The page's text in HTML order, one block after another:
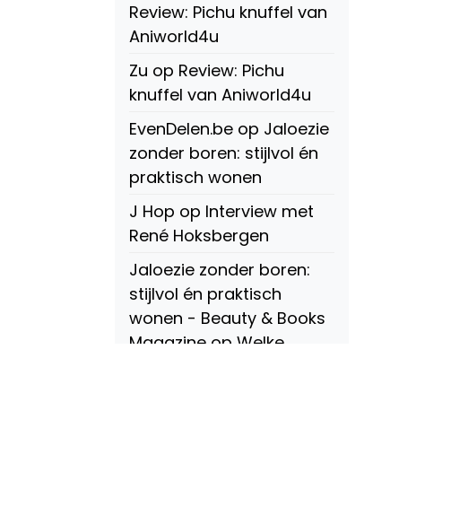
Review: Pichu knuffel van
Aniworld4u
Zu op Review: Pichu
knuffel van Aniworld4u
EvenDelen.be op Jaloezie
zonder boren: stijlvol én
praktisch wonen
J Hop op Interview met
René Hoksbergen
Jaloezie zonder boren:
stijlvol én praktisch
wonen - Beauty & Books
Magazine op Welke